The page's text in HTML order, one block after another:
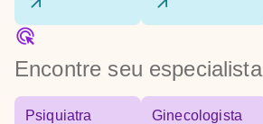
Encontre seu especialista
Psiquiatra Ginecologista